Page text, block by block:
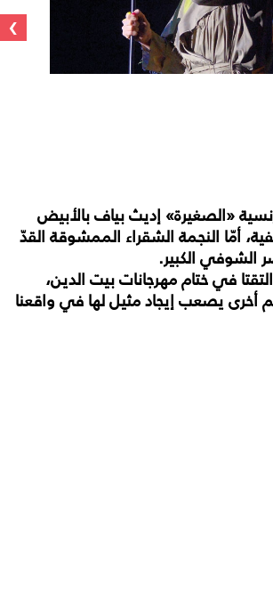
›
«الصغيرة» إديث بياف بالأبيض
أمّا النجمة الشقراء الممشوقة القدّ
الكبير.
في ختام مهرجانات بيت الدين،
أخرى يصعب إيجاد مثيل لها في واقعنا